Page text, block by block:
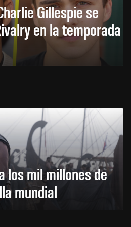
Gillespie se
en la temporada
los mil millones de
mundial